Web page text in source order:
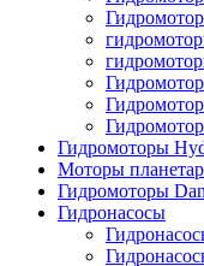
Гидромоторы
Моторы
Гидромоторы
Гидронасосы